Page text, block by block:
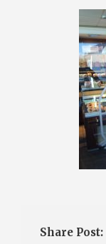
Share Post: